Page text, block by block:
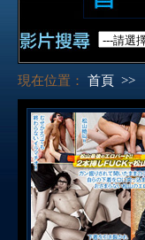
現在位置： 首頁 >>